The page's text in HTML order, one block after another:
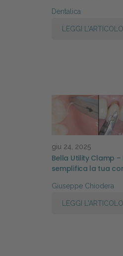
Dentalica
LEGGI L'ARTICOLO
giu 24, 2025
Bella Utility Clamp –
semplifica la tua
Giuseppe Chiodera
LEGGI L'ARTICOLO